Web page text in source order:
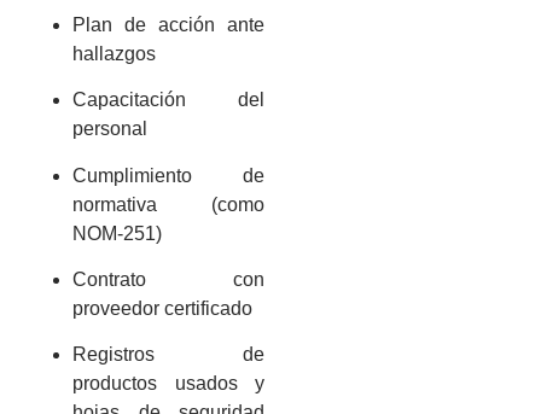
Plan de acción ante
hallazgos
Capacitación del
personal
Cumplimiento de
normativa (como
NOM-251)
Contrato con
proveedor certificado
Registros de
productos usados y